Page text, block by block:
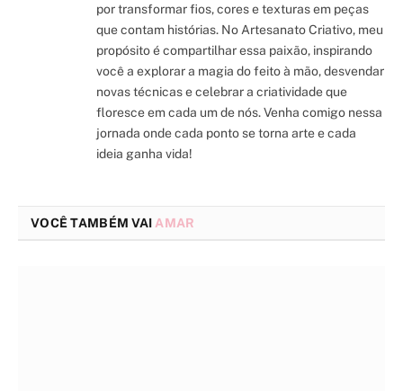
por transformar fios, cores e texturas em peças
que contam histórias. No Artesanato Criativo, meu
propósito é compartilhar essa paixão, inspirando
você a explorar a magia do feito à mão, desvendar
novas técnicas e celebrar a criatividade que
floresce em cada um de nós. Venha comigo nessa
jornada onde cada ponto se torna arte e cada
ideia ganha vida!
VOCÊ TAMBÉM VAI AMAR